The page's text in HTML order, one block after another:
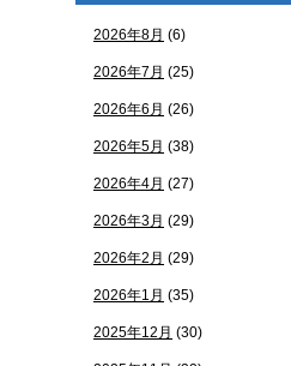
2026年8月 (6)
2026年7月 (25)
2026年6月 (26)
2026年5月 (38)
2026年4月 (27)
2026年3月 (29)
2026年2月 (29)
2026年1月 (35)
2025年12月 (30)